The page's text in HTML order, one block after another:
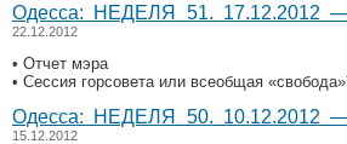
Одесса: НЕДЕЛЯ 51. 17.12.2012 —
22.12.2012
• Отчет мэра
• Сессия горсовета или всеобщая
Одесса: НЕДЕЛЯ 50. 10.12.2012 —
15.12.2012